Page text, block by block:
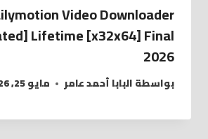
Video Downloader
Lifetime [x32x64] Final
2026
بواسطةالبابا أحمد عامر مايو 25, 2026